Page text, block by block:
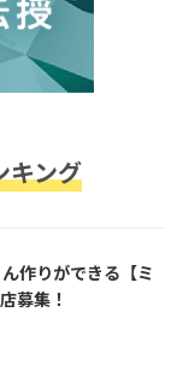
キング
作りができる【ミ
募集！